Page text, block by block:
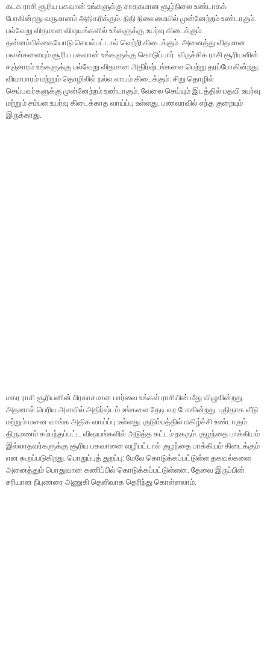
கடக ராசி சூரிய பகவான் உங்களுக்கு சாதகமான சூழ்நிலை உண்டாகக்
போகின்றது வருமானம் அதிகரிக்கும். நிதி நிலைமையில் முன்னேற்றம் உண்டாகும்.
பல்வேறு விதமான விஷயங்களில் உங்களுக்கு உயர்வு கிடைக்கும்.
தன்னம்பிக்கையோடு செயல்பட்டால் வெற்றி கிடைக்கும். அனைத்து விதமான
பலன்களையும் சூரிய பகவான் உங்களுக்கு கொடுப்பார். விருச்சிக ராசி சூரியனின்
சஞ்சாரம் உங்களுக்கு பல்வேறு விதமான அதிர்ஷ்டங்களை பெற்று தரப்போகின்றது.
வியாபாரம் மற்றும் தொழிலில் நல்ல லாபம் கிடைக்கும். சிறு தொழில்
செய்பவர்களுக்கு முன்னேற்றம் உண்டாகும். வேலை செய்யும் இடத்தில் பதவி உயர்வு
மற்றும் சம்பள உயர்வு கிடைக்காத வாய்ப்பு உள்ளது. பணவரவில் எந்த குறையும்
இருக்காது.
மகர ராசி சூரியனின் பிரகாசமான பார்வை உங்கள் ராசியின் மீது விழுகின்றது.
அதனால் பெரிய அளவில் அதிர்ஷ்டம் உங்களை தேடி வர போகின்றது. புதிதாக வீடு
மற்றும் மனை வாங்க அதிக வாய்ப்பு உள்ளது. குடும்பத்தில் மகிழ்ச்சி உண்டாகும்.
திருமணம் சம்பந்தப்பட்ட விஷயங்களில் அடுத்த கட்டம் நகரும். குழந்தை பாக்கியம்
இல்லாதவர்களுக்கு சூரிய பகவானை வழிபட்டால் குழந்தை பாக்கியம் கிடைக்கும்
என கூறப்படுகிறது. பொறுப்புத் துறப்பு: மேலே கொடுக்கப்பட்டுள்ள தகவல்களை
அனைத்தும் பொதுவான கணிப்பில் கொடுக்கப்பட்டுள்ளன. தேவை இருப்பின்
சரியான நிபுணரை அணுகி தெளிவாக தெரிந்து கொள்ளலாம்.